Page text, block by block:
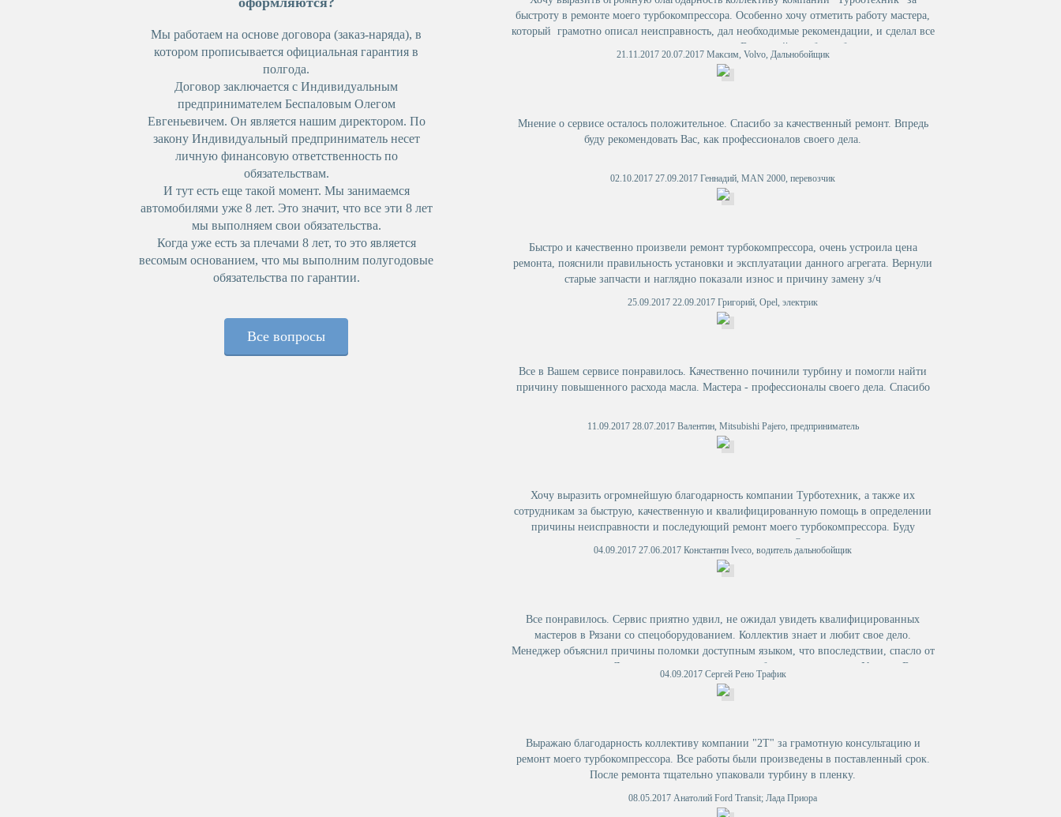
Мы работаем на основе договора (заказ-наряда), в
котором прописывается официальная гарантия в
полгода.
Договор заключается с Индивидуальным
предпринимателем Беспаловым Олегом
Евгеньевичем. Он является нашим директором. По
закону Индивидуальный предприниматель несет
личную финансовую ответственность по
обязательствам.
И тут есть еще такой момент. Мы занимаемся
автомобилями уже 8 лет. Это значит, что все эти 8 лет
мы выполняем свои обязательства.
Когда уже есть за плечами 8 лет, то это является
весомым основанием, что мы выполним полугодовые
обязательства по гарантии.
Все вопросы
быстроту в ремонте моего турбокомпрессора. Особенно хочу отметить работу мастера,
который грамотно описал неисправность, дал необходимые рекомендации, и сделал все
это доступным и понятным для меня языком. В дальнейшем буду обращаться в вашу
организацию и советовать знакомым.
21.11.2017 20.07.2017 Максим, Volvo, Дальнобойщик
Мнение о сервисе осталось положительное. Спасибо за качественный ремонт. Впредь
буду рекомендовать Вас, как профессионалов своего дела.
02.10.2017 27.09.2017 Геннадий, MAN 2000, перевозчик
Быстро и качественно произвели ремонт турбокомпрессора, очень устроила цена
ремонта, пояснили правильность установки и эксплуатации данного агрегата. Вернули
старые запчасти и наглядно показали износ и причину замену з/ч
25.09.2017 22.09.2017 Григорий, Opel, электрик
Все в Вашем сервисе понравилось. Качественно починили турбину и помогли найти
причину повышенного расхода масла. Мастера - профессионалы своего дела. Спасибо
11.09.2017 28.07.2017 Валентин, Mitsubishi Pajero, предприниматель
Хочу выразить огромнейшую благодарность компании Турботехник, а также их
сотрудникам за быструю, качественную и квалифицированную помощь в определении
причины неисправности и последующий ремонт моего турбокомпрессора. Буду
советовать знакомым и друзьям вашу организацию. Остался очень доволен
04.09.2017 27.06.2017 Константин Iveco, водитель дальнобойщик
Все понравилось. Сервис приятно удвил, не ожидал увидеть квалифицированных
мастеров в Рязани со спецоборудованием. Коллектив знает и любит свое дело.
Менеджер объяснил причины поломки доступным языком, что впоследствии, спасло от
поломки двигатель. Думаю, что после ремонта, турбина отходит долго. Успехов Вам и
процветания.
04.09.2017 Сергей Рено Трафик
Выражаю благодарность коллективу компании "2Т" за грамотную консультацию и
ремонт моего турбокомпрессора. Все работы были произведены в поставленный срок.
После ремонта тщательно упаковали турбину в пленку.
08.05.2017 Анатолий Ford Transit; Лада Приора